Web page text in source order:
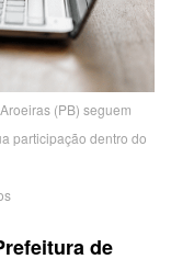
(PB) seguem
participação dentro do
de